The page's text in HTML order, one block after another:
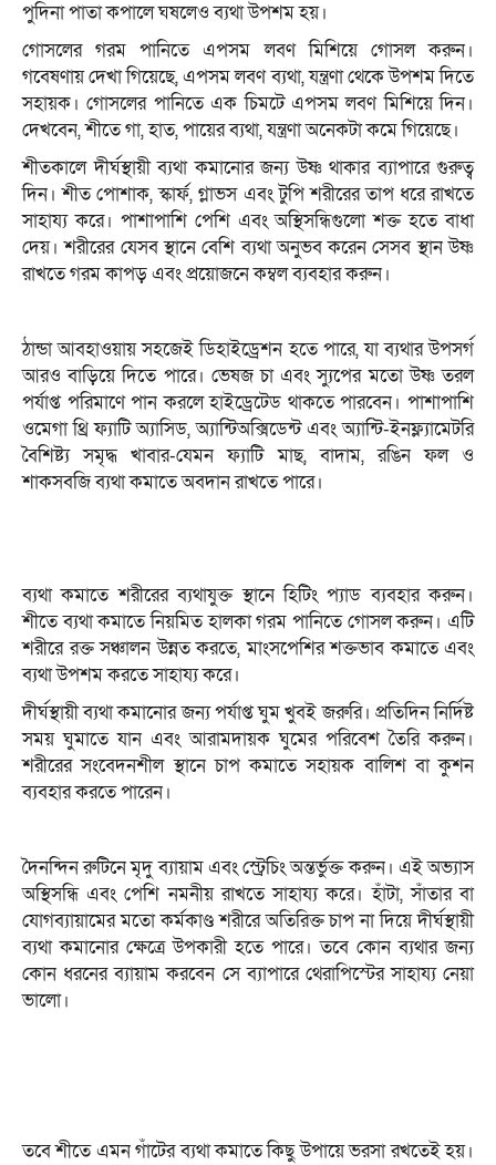
পুদিনা পাতা কপালে ঘষলেও ব্যথা উপশম হয়।
গোসলের গরম পানিতে এপসম লবণ মিশিয়ে গোসল করুন।
গবেষণায় দেখা গিয়েছে, এপসম লবণ ব্যথা, যন্ত্রণা থেকে উপশম দিতে
সহায়ক। গোসলের পানিতে এক চিমটে এপসম লবণ মিশিয়ে দিন।
দেখবেন, শীতে গা, হাত, পায়ের ব্যথা, যন্ত্রণা অনেকটা কমে গিয়েছে।
শীতকালে দীর্ঘস্থায়ী ব্যথা কমানোর জন্য উষ্ণ থাকার ব্যাপারে গুরুত্ব
দিন। শীত পোশাক, স্কার্ফ, গ্লাভস এবং টুপি শরীরের তাপ ধরে রাখতে
সাহায্য করে। পাশাপাশি পেশি এবং অস্থিসন্ধিগুলো শক্ত হতে বাধা
দেয়। শরীরের যেসব স্থানে বেশি ব্যথা অনুভব করেন সেসব স্থান উষ্ণ
রাখতে গরম কাপড় এবং প্রয়োজনে কম্বল ব্যবহার করুন।
ঠান্ডা আবহাওয়ায় সহজেই ডিহাইড্রেশন হতে পারে, যা ব্যথার উপসর্গ
আরও বাড়িয়ে দিতে পারে। ভেষজ চা এবং স্যুপের মতো উষ্ণ তরল
পর্যাপ্ত পরিমাণে পান করলে হাইড্রেটেড থাকতে পারবেন। পাশাপাশি
ওমেগা থ্রি ফ্যাটি অ্যাসিড, অ্যান্টিঅক্সিডেন্ট এবং অ্যান্টি-ইনফ্ল্যামেটরি
বৈশিষ্ট্য সমৃদ্ধ খাবার-যেমন ফ্যাটি মাছ, বাদাম, রঙিন ফল ও
শাকসবজি ব্যথা কমাতে অবদান রাখতে পারে।
ব্যথা কমাতে শরীরের ব্যথাযুক্ত স্থানে হিটিং প্যাড ব্যবহার করুন।
শীতে ব্যথা কমাতে নিয়মিত হালকা গরম পানিতে গোসল করুন। এটি
শরীরে রক্ত সঞ্চালন উন্নত করতে, মাংসপেশির শক্তভাব কমাতে এবং
ব্যথা উপশম করতে সাহায্য করে।
দীর্ঘস্থায়ী ব্যথা কমানোর জন্য পর্যাপ্ত ঘুম খুবই জরুরি। প্রতিদিন নির্দিষ্ট
সময় ঘুমাতে যান এবং আরামদায়ক ঘুমের পরিবেশ তৈরি করুন।
শরীরের সংবেদনশীল স্থানে চাপ কমাতে সহায়ক বালিশ বা কুশন
ব্যবহার করতে পারেন।
দৈনন্দিন রুটিনে মৃদু ব্যায়াম এবং স্ট্রেচিং অন্তর্ভুক্ত করুন। এই অভ্যাস
অস্থিসন্ধি এবং পেশি নমনীয় রাখতে সাহায্য করে। হাঁটা, সাঁতার বা
যোগব্যায়ামের মতো কর্মকাণ্ড শরীরে অতিরিক্ত চাপ না দিয়ে দীর্ঘস্থায়ী
ব্যথা কমানোর ক্ষেত্রে উপকারী হতে পারে। তবে কোন ব্যথার জন্য
কোন ধরনের ব্যায়াম করবেন সে ব্যাপারে থেরাপিস্টের সাহায্য নেয়া
ভালো।
তবে শীতে এমন গাঁটের ব্যথা কমাতে কিছু উপায়ে ভরসা রখতেই হয়।